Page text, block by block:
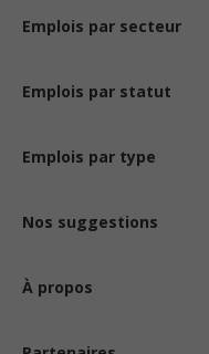
Emplois par secteur
Emplois par statut
Emplois par type
Nos suggestions
À propos